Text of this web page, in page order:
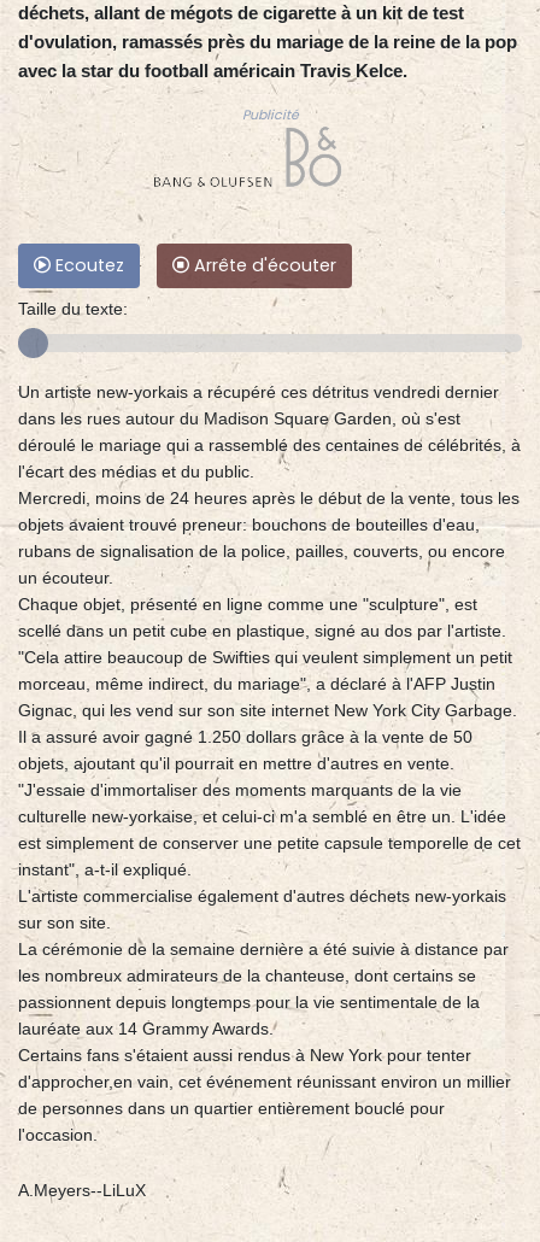
déchets, allant de mégots de cigarette à un kit de test
d'ovulation, ramassés près du mariage de la reine de la pop
avec la star du football américain Travis Kelce.
Publicité
Ecoutez Arrête d'écouter
Taille du texte:
Un artiste new-yorkais a récupéré ces détritus vendredi dernier
dans les rues autour du Madison Square Garden, où s'est
déroulé le mariage qui a rassemblé des centaines de célébrités, à
l'écart des médias et du public.
Mercredi, moins de 24 heures après le début de la vente, tous les
objets avaient trouvé preneur: bouchons de bouteilles d'eau,
rubans de signalisation de la police, pailles, couverts, ou encore
un écouteur.
Chaque objet, présenté en ligne comme une "sculpture", est
scellé dans un petit cube en plastique, signé au dos par l'artiste.
"Cela attire beaucoup de Swifties qui veulent simplement un petit
morceau, même indirect, du mariage", a déclaré à l'AFP Justin
Gignac, qui les vend sur son site internet New York City Garbage.
Il a assuré avoir gagné 1.250 dollars grâce à la vente de 50
objets, ajoutant qu'il pourrait en mettre d'autres en vente.
"J'essaie d'immortaliser des moments marquants de la vie
culturelle new-yorkaise, et celui-ci m'a semblé en être un. L'idée
est simplement de conserver une petite capsule temporelle de cet
instant", a-t-il expliqué.
L'artiste commercialise également d'autres déchets new-yorkais
sur son site.
La cérémonie de la semaine dernière a été suivie à distance par
les nombreux admirateurs de la chanteuse, dont certains se
passionnent depuis longtemps pour la vie sentimentale de la
lauréate aux 14 Grammy Awards.
Certains fans s'étaient aussi rendus à New York pour tenter
d'approcher,en vain, cet événement réunissant environ un millier
de personnes dans un quartier entièrement bouclé pour
l'occasion.
A.Meyers--LiLuX